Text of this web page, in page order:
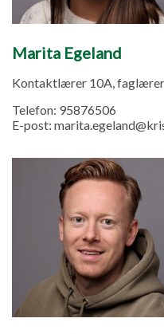
Marita Egeland
Kontaktlærer 10A, faglærer
Telefon: 95876506
E-post: